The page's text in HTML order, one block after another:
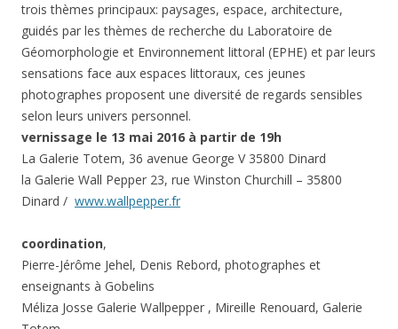
trois thèmes principaux: paysages, espace, architecture,
guidés par les thèmes de recherche du Laboratoire de
Géomorphologie et Environnement littoral (EPHE) et par leurs
sensations face aux espaces littoraux, ces jeunes
photographes proposent une diversité de regards sensibles
selon leurs univers personnel.
vernissage le 13 mai 2016 à partir de 19h
La Galerie Totem, 36 avenue George V 35800 Dinard
la Galerie Wall Pepper 23, rue Winston Churchill – 35800
Dinard / www.wallpepper.fr
coordination,
Pierre-Jérôme Jehel, Denis Rebord, photographes et
enseignants à Gobelins
Méliza Josse Galerie Wallpepper , Mireille Renouard, Galerie